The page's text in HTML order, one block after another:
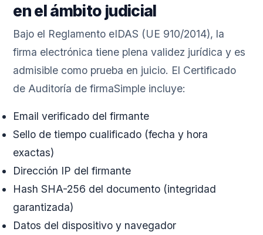
en el ámbito judicial
Bajo el Reglamento eIDAS (UE 910/2014), la
firma electrónica tiene plena validez jurídica y es
admisible como prueba en juicio. El Certificado
de Auditoría de firmaSimple incluye:
Email verificado del firmante
Sello de tiempo cualificado (fecha y hora
exactas)
Dirección IP del firmante
Hash SHA-256 del documento (integridad
garantizada)
Datos del dispositivo y navegador